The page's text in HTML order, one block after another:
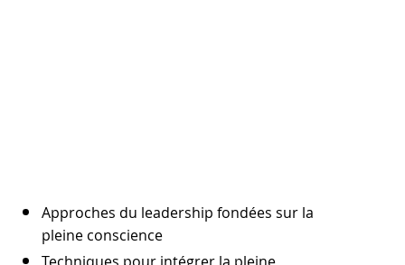
Approches du leadership fondées sur la
pleine conscience